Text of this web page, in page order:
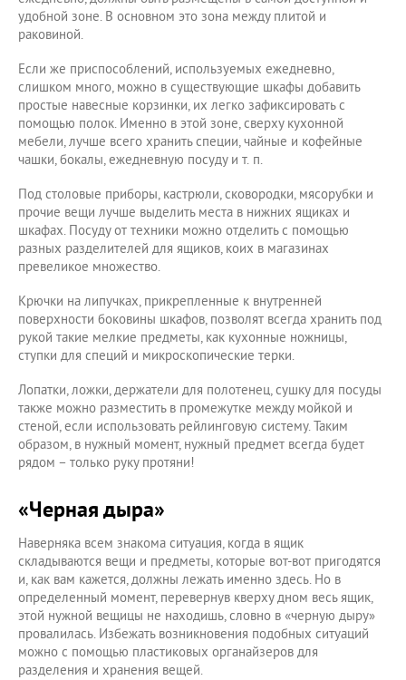
удобной зоне. В основном это зона между плитой и
раковиной.
Если же приспособлений, используемых ежедневно,
слишком много, можно в существующие шкафы добавить
простые навесные корзинки, их легко зафиксировать с
помощью полок. Именно в этой зоне, сверху кухонной
мебели, лучше всего хранить специи, чайные и кофейные
чашки, бокалы, ежедневную посуду и т. п.
Под столовые приборы, кастрюли, сковородки, мясорубки и
прочие вещи лучше выделить места в нижних ящиках и
шкафах. Посуду от техники можно отделить с помощью
разных разделителей для ящиков, коих в магазинах
превеликое множество.
Крючки на липучках, прикрепленные к внутренней
поверхности боковины шкафов, позволят всегда хранить под
рукой такие мелкие предметы, как кухонные ножницы,
ступки для специй и микроскопические терки.
Лопатки, ложки, держатели для полотенец, сушку для посуды
также можно разместить в промежутке между мойкой и
стеной, если использовать рейлинговую систему. Таким
образом, в нужный момент, нужный предмет всегда будет
рядом – только руку протяни!
«Черная дыра»
Наверняка всем знакома ситуация, когда в ящик
складываются вещи и предметы, которые вот-вот пригодятся
и, как вам кажется, должны лежать именно здесь. Но в
определенный момент, перевернув кверху дном весь ящик,
этой нужной вещицы не находишь, словно в «черную дыру»
провалилась. Избежать возникновения подобных ситуаций
можно с помощью пластиковых органайзеров для
разделения и хранения вещей.